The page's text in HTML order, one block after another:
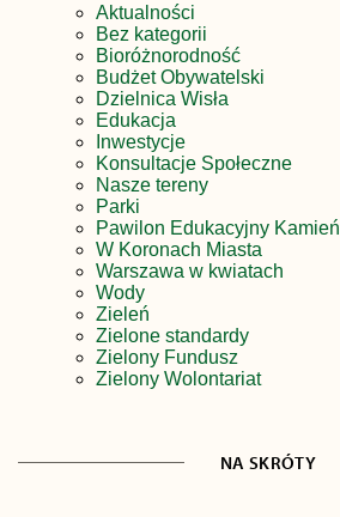
Aktualności
Bez kategorii
Bioróżnorodność
Budżet Obywatelski
Dzielnica Wisła
Edukacja
Inwestycje
Konsultacje Społeczne
Nasze tereny
Parki
Pawilon Edukacyjny Kamień
W Koronach Miasta
Warszawa w kwiatach
Wody
Zieleń
Zielone standardy
Zielony Fundusz
Zielony Wolontariat
NA SKRÓTY